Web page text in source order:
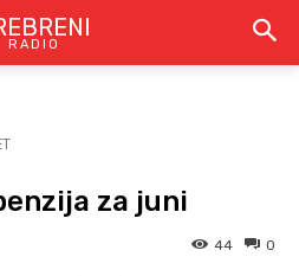
RADIO
za juni
0
44